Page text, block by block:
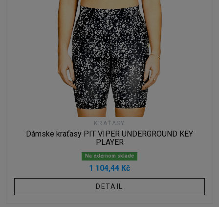
KRAŤASY
Dámske kraťasy PIT VIPER UNDERGROUND KEY
PLAYER
Na externom sklade
1 104,44 Kč
DETAIL